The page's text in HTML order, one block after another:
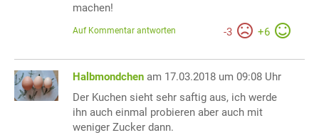
machen!
-3 +6
Auf Kommentar antworten
Halbmondchen am 17.03.2018 um 09:08 Uhr
Der Kuchen sieht sehr saftig aus, ich werde
ihn auch einmal probieren aber auch mit
weniger Zucker dann.